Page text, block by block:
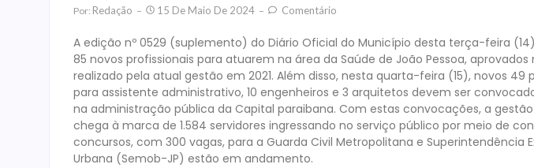
Por: Redação 15 De Maio De 2024 Comentário
A edição nº 0529 (suplemento) do Diário Oficial do Município desta terça-feira
85 novos profissionais para atuarem na área da Saúde de João Pessoa,
realizado pela atual gestão em 2021. Além disso, nesta quarta-feira (15), novos 49
para assistente administrativo, 10 engenheiros e 3 arquitetos devem ser
na administração pública da Capital paraibana. Com estas convocações, a
chega à marca de 1.584 servidores ingressando no serviço público por meio de
concursos, com 300 vagas, para a Guarda Civil Metropolitana e Superintendência
Urbana (Semob-JP) estão em andamento.